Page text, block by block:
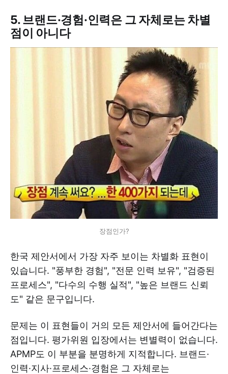
5. 브랜드·경험·인력은 그 자체로는 차별
점이 아니다
장점인가?
한국 제안서에서 가장 자주 보이는 차별화 표현이
있습니다. "풍부한 경험", "전문 인력 보유", "검증된
프로세스", "다수의 수행 실적", "높은 브랜드 신뢰
도" 같은 문구입니다.
문제는 이 표현들이 거의 모든 제안서에 들어간다는
점입니다. 평가위원 입장에서는 변별력이 없습니다.
APMP도 이 부분을 분명하게 지적합니다. 브랜드·
인력·지사·프로세스·경험은 그 자체로는